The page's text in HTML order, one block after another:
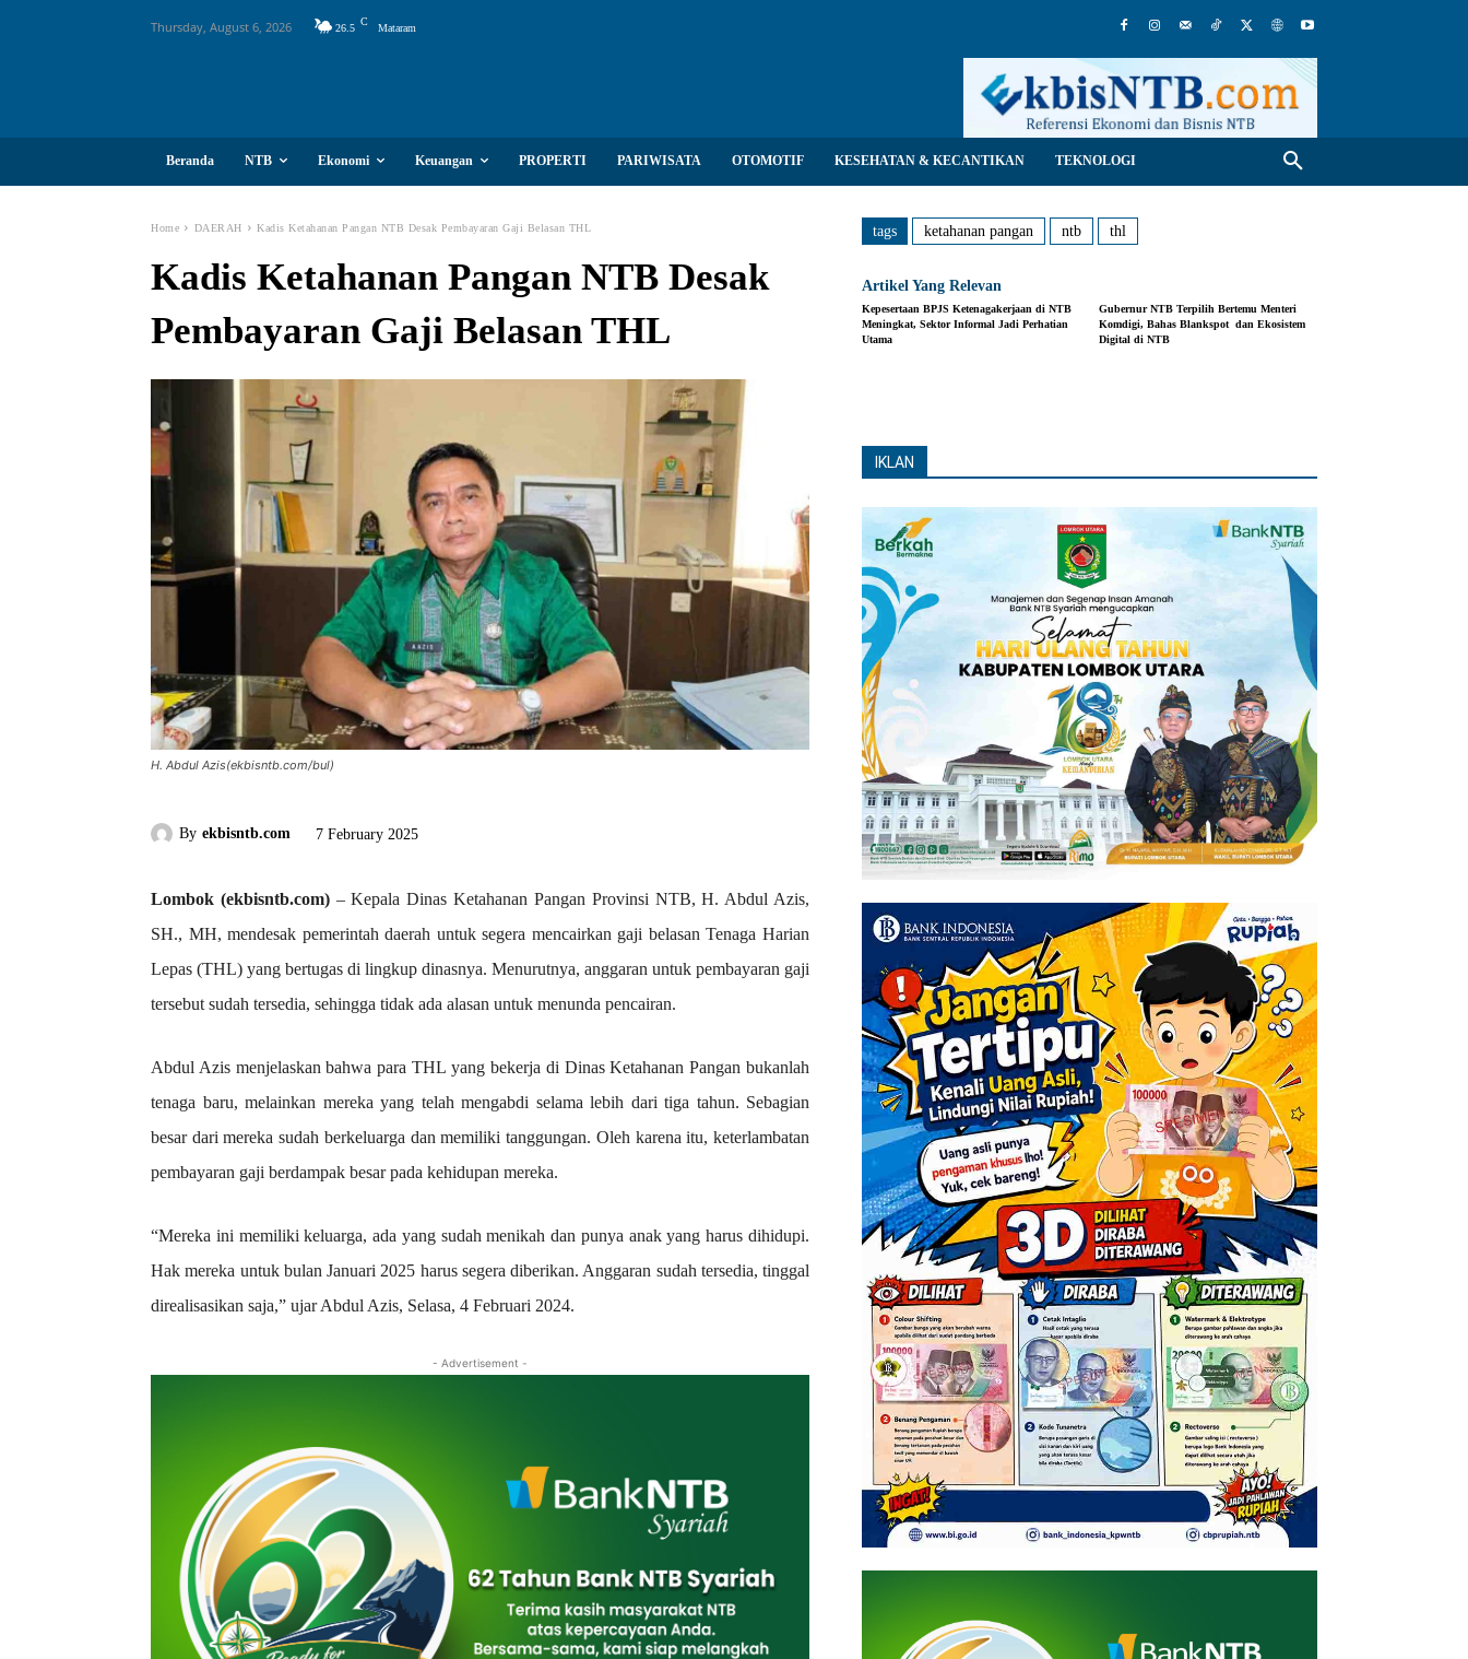
Thursday, August 6, 2026 26.5
C
Mataram
Beranda NTB Ekonomi Keuangan PROPERTI PARIWISATA OTOMOTIF KESEHATAN & KECANTIKAN TEKNOLOGI
Home DAERAH Kadis Ketahanan Pangan NTB Desak Pembayaran Gaji Belasan THL
Kadis Ketahanan Pangan NTB Desak
Pembayaran Gaji Belasan THL
H. Abdul Azis(ekbisntb.com/bul)
By ekbisntb.com 7 February 2025
Lombok (ekbisntb.com)– Kepala Dinas Ketahanan Pangan Provinsi NTB, H. Abdul Azis,
SH., MH, mendesak pemerintah daerah untuk segera mencairkan gaji belasan Tenaga Harian
Lepas (THL) yang bertugas di lingkup dinasnya. Menurutnya, anggaran untuk pembayaran gaji
tersebut sudah tersedia, sehingga tidak ada alasan untuk menunda pencairan.
Abdul Azis menjelaskan bahwa para THL yang bekerja di Dinas Ketahanan Pangan bukanlah
tenaga baru, melainkan mereka yang telah mengabdi selama lebih dari tiga tahun. Sebagian
besar dari mereka sudah berkeluarga dan memiliki tanggungan. Oleh karena itu, keterlambatan
pembayaran gaji berdampak besar pada kehidupan mereka.
“Mereka ini memiliki keluarga, ada yang sudah menikah dan punya anak yang harus dihidupi.
Hak mereka untuk bulan Januari 2025 harus segera diberikan. Anggaran sudah tersedia, tinggal
direalisasikan saja,” ujar Abdul Azis, Selasa, 4 Februari 2024.
- Advertisement -
tags ketahanan pangan ntb thl
Artikel Yang Relevan
Kepesertaan BPJS Ketenagakerjaan di NTB
Meningkat, Sektor Informal Jadi Perhatian
Utama
Gubernur NTB Terpilih Bertemu Menteri
Komdigi, Bahas Blankspot dan Ekosistem
Digital di NTB
IKLAN